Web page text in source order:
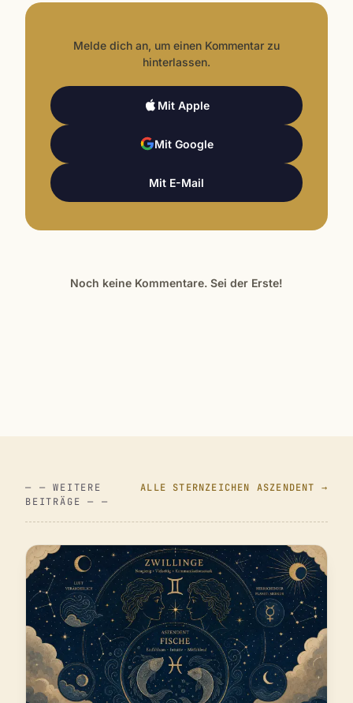
Melde dich an, um einen Kommentar zu
hinterlassen.
Mit Apple
Mit Google
Mit E-Mail
Noch keine Kommentare. Sei der Erste!
— — WEITERE
BEITRÄGE — —
ALLE STERNZEICHEN ASZENDENT →